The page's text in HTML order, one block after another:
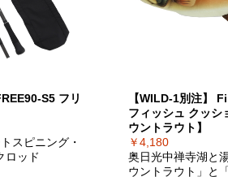
S5 フリ
スピニング・
ロッド
【WILD-1別注】
フィッシュ クッシ
ウントラウト】
￥4,180
奥日光中禅寺湖と
ウントラウト」と